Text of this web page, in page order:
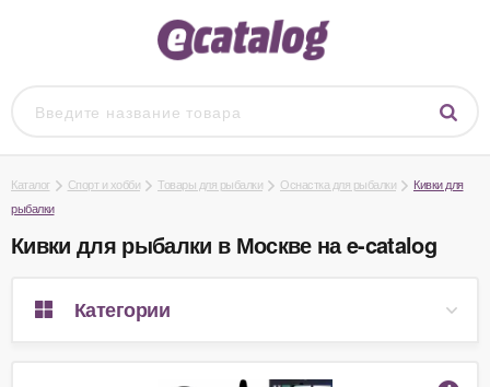
Каталог Спорт и хобби Товары для рыбалки Оснастка для рыбалки
Кивки для
рыбалки
Кивки для рыбалки в Москве на e-catalog
Категории